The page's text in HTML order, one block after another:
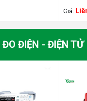
Giá:
ĐO ĐIỆN - ĐIỆN TỬ